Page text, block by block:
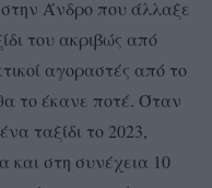
στην Άνδρο που άλλαξε
του ακριβώς από
αγοραστές από το
το έκανε ποτέ. Όταν
ταξίδι το 2023,
και στη συνέχεια 10